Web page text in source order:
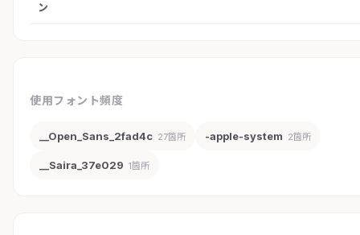
ン
使用フォント頻度
__Open_Sans_2fad4c 27箇所 -apple-system 2箇所
__Saira_37e029 1箇所